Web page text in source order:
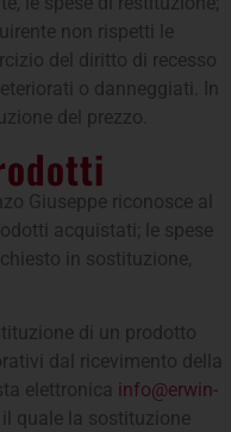
non rispetti le
del diritto di recesso
o danneggiati. In
del prezzo.
Giuseppe riconosce al
acquistati; le spese
in sostituzione,
di un prodotto
dal ricevimento della
elettronica info@erwin-
quale la sostituzione